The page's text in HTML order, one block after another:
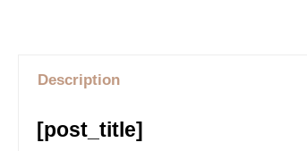
Description
[post_title]